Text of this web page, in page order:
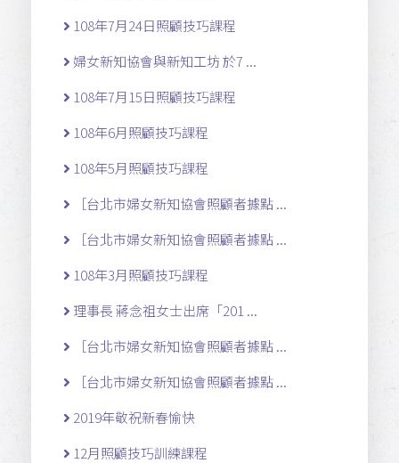
108年7月24日照顧技巧課程
婦女新知協會與新知工坊 於7 ...
108年7月15日照顧技巧課程
108年6月照顧技巧課程
108年5月照顧技巧課程
［台北市婦女新知協會照顧者據點 ...
［台北市婦女新知協會照顧者據點 ...
108年3月照顧技巧課程
理事長 蔣念祖女士出席「201 ...
［台北市婦女新知協會照顧者據點 ...
［台北市婦女新知協會照顧者據點 ...
2019年敬祝新春愉快
12月照顧技巧訓練課程